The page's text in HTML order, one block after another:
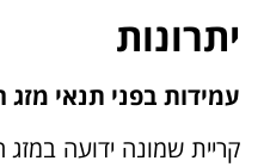
יתרונות
עמידות בפני תנאי מזג
קריית שמונה ידועה